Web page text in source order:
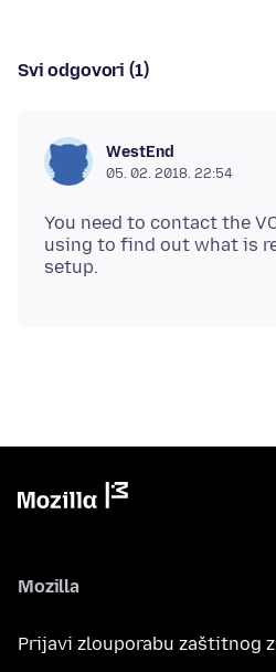
Svi odgovori (1)
WestEnd
05. 02. 2018. 22:54
You need to contact the
using to find out what is
Mozilla
Prijavi zlouporabu zaštitnog